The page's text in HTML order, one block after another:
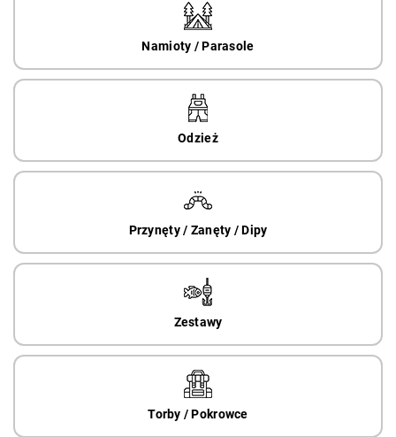
Namioty / Parasole
Odzież
Przynęty / Zanęty / Dipy
Zestawy
Torby / Pokrowce